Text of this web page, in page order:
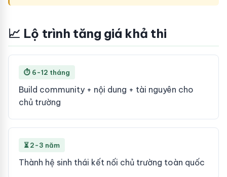
📈 Lộ trình tăng giá khả thi
⏱ 6-12 tháng
Build community + nội dung + tài nguyên cho
chủ trường
⏳ 2-3 năm
Thành hệ sinh thái kết nối chủ trường toàn quốc